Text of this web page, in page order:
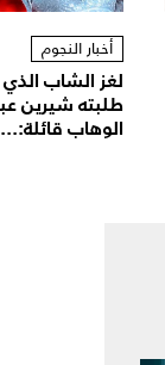
أخبار النجوم
لغز الشاب الذي
طلبته شيرين
الوهاب قائلة:...